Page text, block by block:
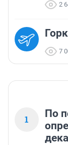
2
7
1
По